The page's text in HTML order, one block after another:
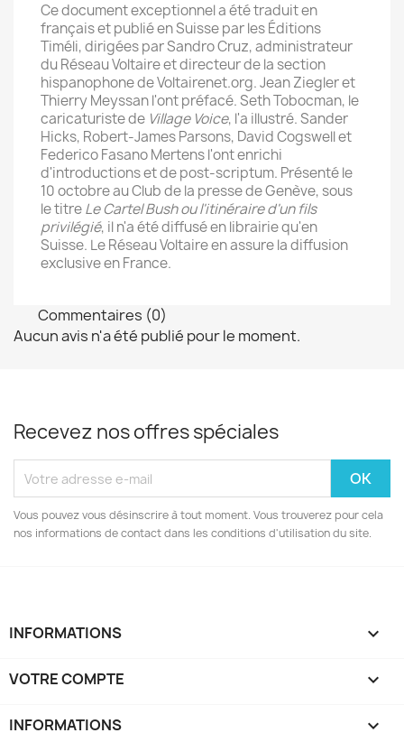
Ce document exceptionnel a été traduit en
français et publié en Suisse par les Éditions
Timéli, dirigées par Sandro Cruz, administrateur
du Réseau Voltaire et directeur de la section
hispanophone de Voltairenet.org. Jean Ziegler et
Thierry Meyssan l'ont préfacé. Seth Tobocman, le
caricaturiste de Village Voice, l'a illustré. Sander
Hicks, Robert-James Parsons, David Cogswell et
Federico Fasano Mertens l'ont enrichi
d'introductions et de post-scriptum. Présenté le
10 octobre au Club de la presse de Genève, sous
le titreLe Cartel Bush ou l'itinéraire d'un fils
privilégié, il n'a été diffusé en librairie qu'en
Suisse. Le Réseau Voltaire en assure la diffusion
exclusive en France.
Commentaires (0)
Aucun avis n'a été publié pour le moment.
Recevez nos offres spéciales
Vous pouvez vous désinscrire à tout moment. Vous trouverez pour cela
nos informations de contact dans les conditions d'utilisation du site.
INFORMATIONS 
VOTRE COMPTE 
INFORMATIONS keyboard_arrow_down